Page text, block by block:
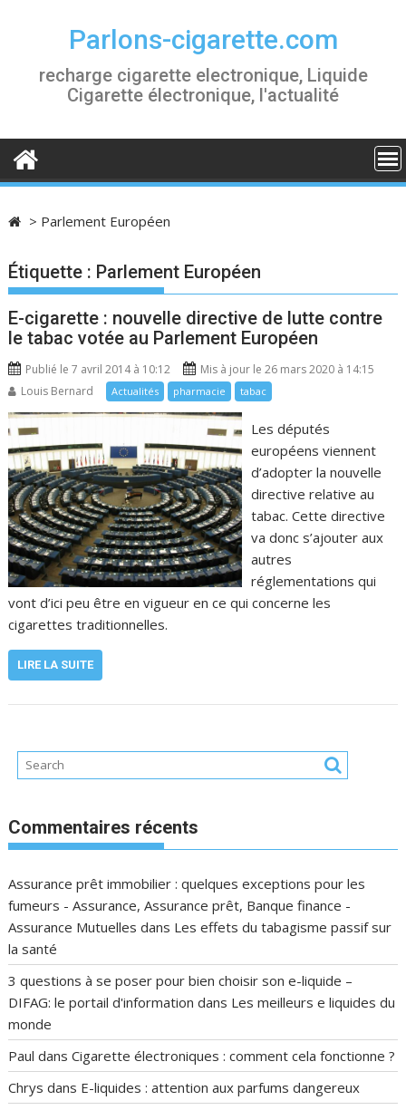
c
n
Parlons-cigarette.com
recharge cigarette electronique, Liquide
Cigarette électronique, l'actualité
> Parlement Européen
Étiquette : Parlement Européen
E-cigarette : nouvelle directive de lutte contre
le tabac votée au Parlement Européen
Publié le 7 avril 2014 à 10:12
Mis à jour le 26 mars 2020 à 14:15
Louis Bernard
Actualités pharmacie tabac
Les députés
européens viennent
d’adopter la nouvelle
directive relative au
tabac. Cette directive
va donc s’ajouter aux
autres
réglementations qui
vont d’ici peu être en vigueur en ce qui concerne les
cigarettes traditionnelles.
LIRE LA SUITE
Commentaires récents
Assurance prêt immobilier : quelques exceptions pour les
fumeurs - Assurance, Assurance prêt, Banque finance -
Assurance Mutuelles dans Les effets du tabagisme passif sur
la santé
3 questions à se poser pour bien choisir son e-liquide –
DIFAG: le portail d'information dans Les meilleurs e liquides du
monde
Paul dansCigarette électroniques : comment cela fonctionne ?
Chrys dans E-liquides : attention aux parfums dangereux